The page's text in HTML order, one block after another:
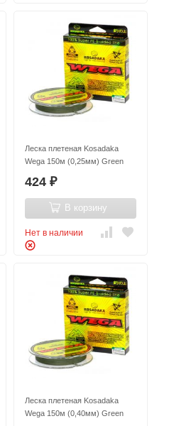
Леска плетеная Kosadaka
Wega 150м (0,25мм) Green
424 ₽
В корзину
Нет в наличии
Леска плетеная Kosadaka
Wega 150м (0,40мм) Green